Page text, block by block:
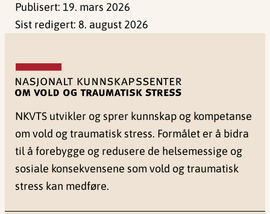
Publisert: 19. mars 2026
Sist redigert: 8. august 2026
NKVTS utvikler og sprer kunnskap og kompetanse
om vold og traumatisk stress. Formålet er å bidra
til å forebygge og redusere de helsemessige og
sosiale konsekvensene som vold og traumatisk
stress kan medføre.